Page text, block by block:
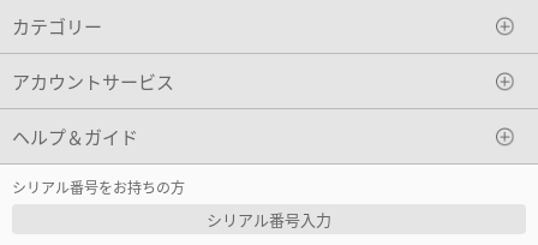
カテゴリー
アカウントサービス
ヘルプ＆ガイド
シリアル番号をお持ちの方
シリアル番号入力